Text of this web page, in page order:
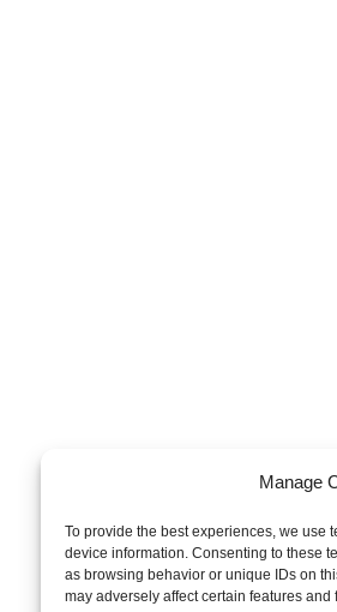
Manage
To provide the best experiences, we use
device information. Consenting to these
as browsing behavior or unique IDs on
may adversely affect certain features and